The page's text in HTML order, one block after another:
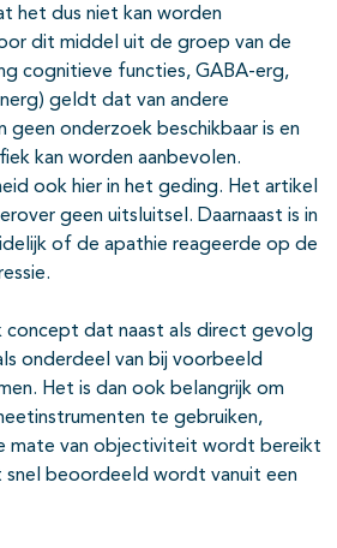
het dus niet kan worden
dit middel uit de groep van de
cognitieve functies, GABA-erg,
geldt dat van andere
geen onderzoek beschikbaar is en
kan worden aanbevolen.
ook hier in het geding. Het artikel
geen uitsluitsel. Daarnaast is in
of de apathie reageerde op de
concept dat naast als direct gevolg
onderdeel van bij voorbeeld
Het is dan ook belangrijk om
te gebruiken,
mate van objectiviteit wordt bereikt
snel beoordeeld wordt vanuit een